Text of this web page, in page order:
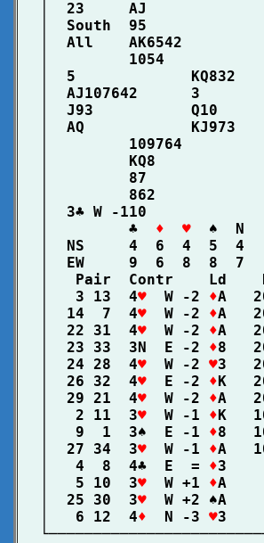
│  23     AJ
│  South  95
│  All    AK6542
│         1054
│  5
│  AJ107642      3
│  J93           Q10
│  AQ
│         109764
│         KQ8
│         87
│         862
│  3♣ W -110
│         ♣ ♦  ♥
♠  N
│  NS     4  6  4  5
│  EW     9  6  8  8
│   Pair  Contr    Ld
│   3 13  4♥
  W -2
♦A
│  14  7  4♥
  W -2
♦A
│  22 31  4♥
  W -2
♦A
│  23 33  3N  E -2 ♦8
│  24 28  4♥
  W -2
♥3
│  26 32  4♥
  E -2
♦K
│  29 21  4♥
  W -2
♦A
│   2 11  3♥
  W -1
♦K
│   9  1  3♠  E -1 ♦8
│  27 34  3♥
  W -1
♦A
│   4  8  4♣  E  = ♦3
│   5 10  3♥
  W +1
♦A
│  25 30  3♥
W +2 ♠A
│   6 12  4♦
  N -3
♥3